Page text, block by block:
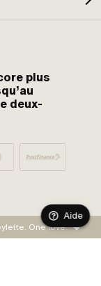
plus
deux-
One love.
Aide